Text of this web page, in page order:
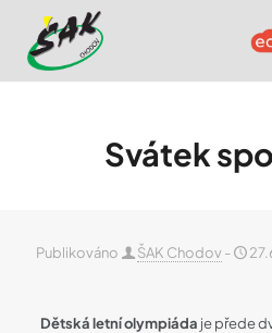
Svátek
Publikováno ŠAK Chodov-
Dětská letní olympiáda je přede